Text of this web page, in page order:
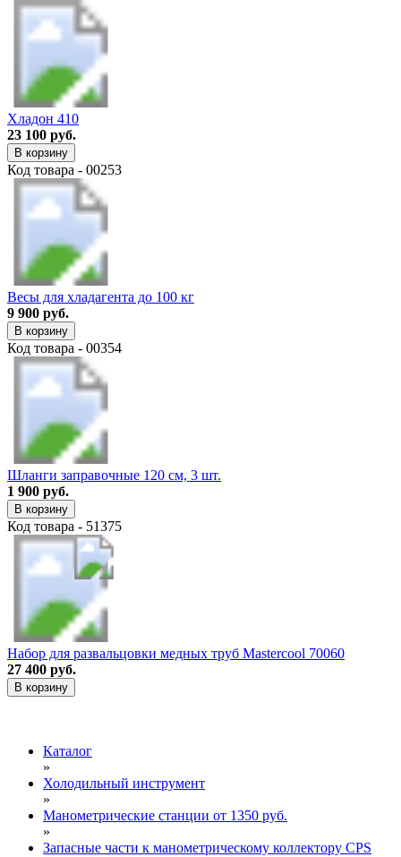
Хладон 410
23 100 руб.
В корзину
Код товара - 00253
Весы для хладагента до 100 кг
9 900 руб.
В корзину
Код товара - 00354
Шланги заправочные 120 см, 3 шт.
1 900 руб.
В корзину
Код товара - 51375
Набор для развальцовки медных труб Mastercool 70060
27 400 руб.
В корзину
Каталог
»
Холодильный инструмент
»
Манометрические станции от 1350 руб.
»
Запасные части к манометрическому коллектору CPS